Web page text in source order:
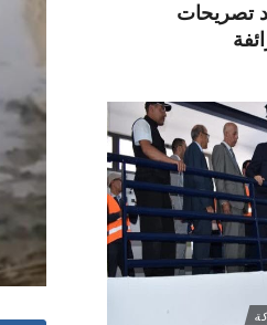
تصريحات